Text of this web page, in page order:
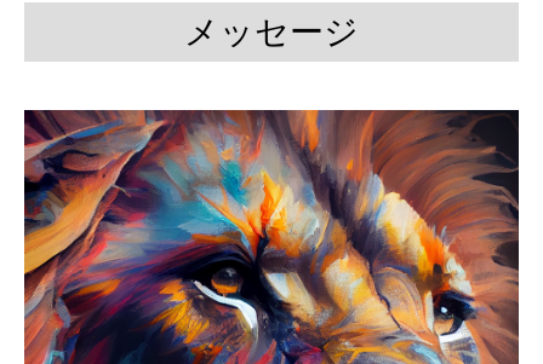
メッセージ